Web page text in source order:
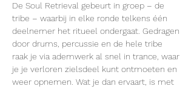
De Soul Retrieval gebeurt in groep – de
tribe – waarbij in elke ronde telkens één
deelnemer het ritueel ondergaat. Gedragen
door drums, percussie en de hele tribe
raak je via ademwerk al snel in trance, waar
je je verloren zielsdeel kunt ontmoeten en
weer opnemen. Wat je dan ervaart, is met